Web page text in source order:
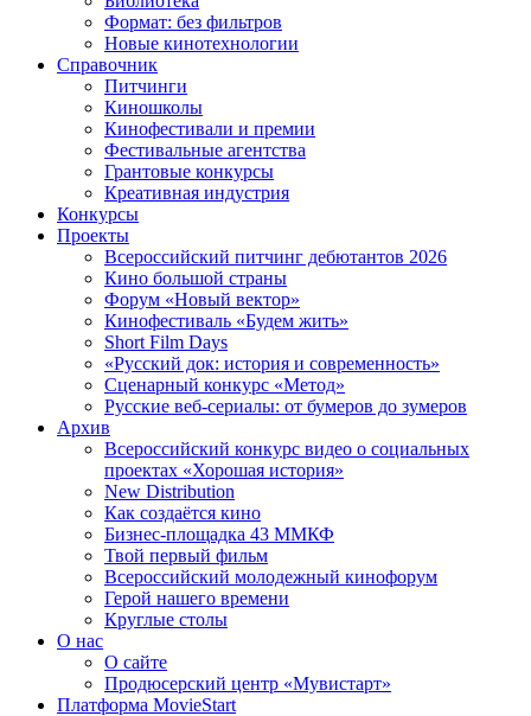
Формат: без фильтров
Новые кинотехнологии
Справочник
Питчинги
Киношколы
Кинофестивали и премии
Фестивальные агентства
Грантовые конкурсы
Креативная индустрия
Конкурсы
Проекты
Всероссийский питчинг дебютантов 2026
Кино большой страны
Форум «Новый вектор»
Кинофестиваль «Будем жить»
Short Film Days
«Русский док: история и современность»
Сценарный конкурс «Метод»
Русские веб-сериалы: от бумеров до зумеров
Архив
Всероссийский конкурс видео о социальных
проектах «Хорошая история»
New Distribution
Как создаётся кино
Бизнес-площадка 43 ММКФ
Твой первый фильм
Всероссийский молодежный кинофорум
Герой нашего времени
Круглые столы
О нас
О сайте
Продюсерский центр «Мувистарт»
Платформа MovieStart